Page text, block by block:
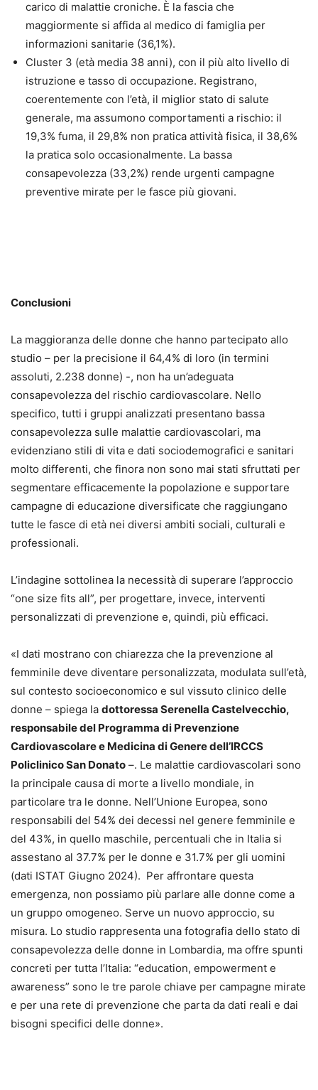
carico di malattie croniche. È la fascia che
maggiormente si affida al medico di famiglia per
informazioni sanitarie (36,1%).
Cluster 3 (età media 38 anni), con il più alto livello di
istruzione e tasso di occupazione. Registrano,
coerentemente con l’età, il miglior stato di salute
generale, ma assumono comportamenti a rischio: il
19,3% fuma, il 29,8% non pratica attività fisica, il 38,6%
la pratica solo occasionalmente. La bassa
consapevolezza (33,2%) rende urgenti campagne
preventive mirate per le fasce più giovani.
Conclusioni
La maggioranza delle donne che hanno partecipato allo
studio – per la precisione il 64,4% di loro (in termini
assoluti, 2.238 donne) -, non ha un’adeguata
consapevolezza del rischio cardiovascolare. Nello
specifico, tutti i gruppi analizzati presentano bassa
consapevolezza sulle malattie cardiovascolari, ma
evidenziano stili di vita e dati sociodemografici e sanitari
molto differenti, che finora non sono mai stati sfruttati per
segmentare efficacemente la popolazione e supportare
campagne di educazione diversificate che raggiungano
tutte le fasce di età nei diversi ambiti sociali, culturali e
professionali.
L’indagine sottolinea la necessità di superare l’approccio
“one size fits all”, per progettare, invece, interventi
personalizzati di prevenzione e, quindi, più efficaci.
«I dati mostrano con chiarezza che la prevenzione al
femminile deve diventare personalizzata, modulata sull’età,
sul contesto socioeconomico e sul vissuto clinico delle
donne – spiega la dottoressa Serenella Castelvecchio,
responsabile del Programma di Prevenzione
Cardiovascolare e Medicina di Genere dell’IRCCS
Policlinico San Donato –. Le malattie cardiovascolari sono
la principale causa di morte a livello mondiale, in
particolare tra le donne. Nell’Unione Europea, sono
responsabili del 54% dei decessi nel genere femminile e
del 43%, in quello maschile, percentuali che in Italia si
assestano al 37.7% per le donne e 31.7% per gli uomini
(dati ISTAT Giugno 2024). Per affrontare questa
emergenza, non possiamo più parlare alle donne come a
un gruppo omogeneo. Serve un nuovo approccio, su
misura. Lo studio rappresenta una fotografia dello stato di
consapevolezza delle donne in Lombardia, ma offre spunti
concreti per tutta l’Italia: “education, empowerment e
awareness” sono le tre parole chiave per campagne mirate
e per una rete di prevenzione che parta da dati reali e dai
bisogni specifici delle donne».